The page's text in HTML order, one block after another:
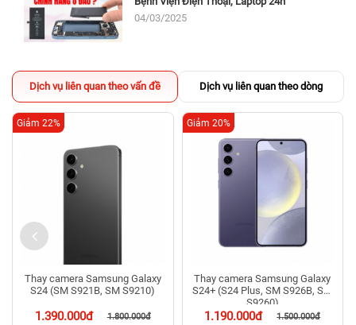
04/03/2025
Dịch vụ liên quan theo vấn đề Dịch vụ liên quan theo dòng
Thay camera Samsung Galaxy
S24 (SM S921B, SM S9210)
1.390.000đ 1.800.000đ
Giảm 22%
Thay camera Samsung Galaxy
S24+ (S24 Plus, SM S926B, SM
S9260)
1.190.000đ 1.500.000đ
Giảm 20%